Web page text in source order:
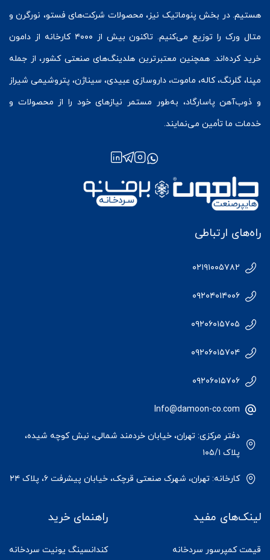
هستیم. در بخش پنوماتیک نیز، محصولات شرکت‌های فستو، نورگرن و
متال ورک
را توزیع می‌کنیم. تاکنون بیش از ۴۰۰۰ کارخانه از دامون
خرید کرده‌اند. همچنین معتبرترین هلدینگ‌های صنعتی کشور، از جمله
مپنا، گلرنگ، کاله، ماموت، داروسازی عبیدی، سیناژن، پتروشیمی شیراز
و ذوب‌آهن پاسارگاد، به‌طور مستمر نیازهای خود را از محصولات و
خدمات ما تأمین می‌نمایند.
راه‌های ارتباطی
۰۲۱۹۱۰۰۵۷۸۲
۰۹۲۰۴۰۱۴۰۰۶
۰۹۲۰۶۰۱۵۷۰۵
۰۹۲۰۶۰۱۵۷۰۴
۰۹۲۰۶۰۱۵۷۰۶
Info@damoon-co.com
دفتر مرکزی: تهران، خیابان خردمند شمالی، نبش کوچه شیده،
پلاک ۱۰۵/۱
کارخانه: تهران، شهرک صنعتی قرچک، خیابان پیشرفت ۶، پلاک ۲۴
لینک‌های مفید
قیمت کمپرسور سردخانه
راهنمای خرید
کندانسینگ یونیت سردخانه